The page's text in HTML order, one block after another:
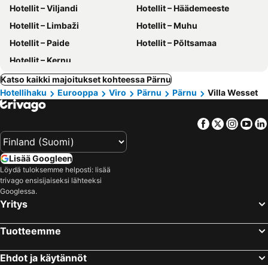
Hotellit – Viljandi
Hotellit – Häädemeeste
Hotellit – Limbaži
Hotellit – Muhu
Hotellit – Paide
Hotellit – Põltsamaa
Hotellit – Kernu
Katso kaikki majoitukset kohteessa Pärnu
Hotellihaku
Eurooppa Viro Pärnu Pärnu Villa Wesset
Facebook
Twitter
Lisää Googleen
Löydä tuloksemme helposti: lisää
trivago ensisijaiseksi lähteeksi
Googlessa.
Yritys
Tuotteemme
Ehdot ja käytännöt